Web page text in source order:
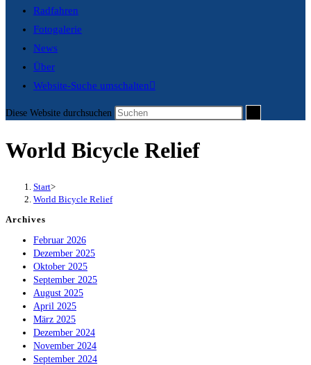
Radfahren
Fotogalerie
News
Über
Website-Suche umschalten
Diese Website durchsuchen
World Bicycle Relief
Start>
World Bicycle Relief
Archives
Februar 2026
Dezember 2025
Oktober 2025
September 2025
August 2025
April 2025
März 2025
Dezember 2024
November 2024
September 2024